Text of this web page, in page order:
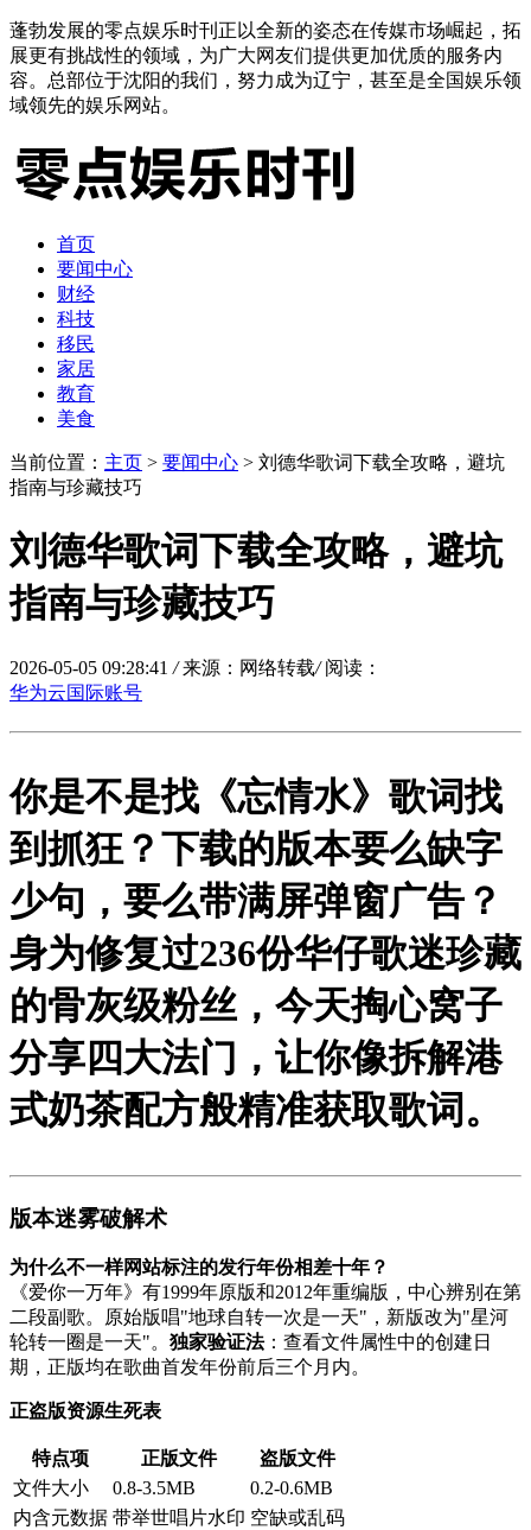
蓬勃发展的零点娱乐时刊正以全新的姿态在传媒市场崛起，拓
展更有挑战性的领域，为广大网友们提供更加优质的服务内
容。总部位于沈阳的我们，努力成为辽宁，甚至是全国娱乐领
域领先的娱乐网站。
首页
要闻中心
财经
科技
移民
家居
教育
美食
当前位置： 主页 > 要闻中心 > 刘德华歌词下载全攻略，避坑
指南与珍藏技巧
刘德华歌词下载全攻略，避坑
指南与珍藏技巧
2026-05-05 09:28:41 / 来源：网络转载/ 阅读：
华为云国际账号
你是不是找《忘情水》歌词找
到抓狂？下载的版本要么缺字
少句，要么带满屏弹窗广告？
身为修复过236份华仔歌迷珍藏
的骨灰级粉丝，今天掏心窝子
分享四大法门，让你像拆解港
式奶茶配方般精准获取歌词。
版本迷雾破解术
为什么不一样网站标注的发行年份相差十年？
《爱你一万年》有1999年原版和2012年重编版，中心辨别在第
二段副歌。原始版唱"地球自转一次是一天"，新版改为"星河
轮转一圈是一天"。 独家验证法：查看文件属性中的创建日
期，正版均在歌曲首发年份前后三个月内。
正盗版资源生死表
特点项 正版文件
盗版文件
文件大小
0.8-3.5MB
0.2-0.6MB
内含元数据 带举世唱片水印 空缺或乱码